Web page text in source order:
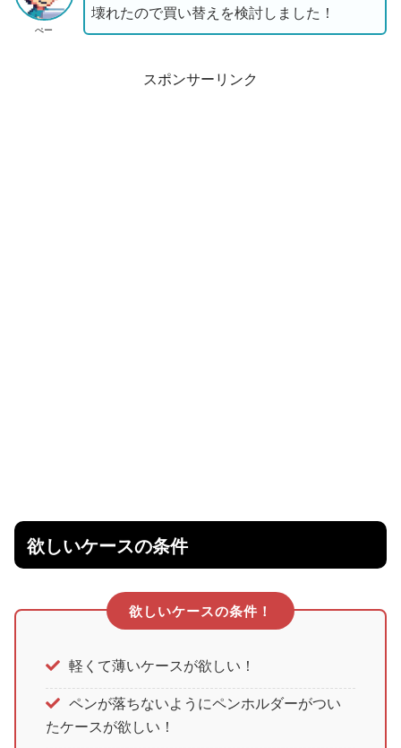
ぺー
壊れたので買い替えを検討しました！
スポンサーリンク
欲しいケースの条件
欲しいケースの条件！
軽くて薄いケースが欲しい！
ペンが落ちないようにペンホルダーがつい
たケースが欲しい！